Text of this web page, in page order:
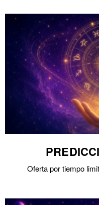
Oferta por tiempo